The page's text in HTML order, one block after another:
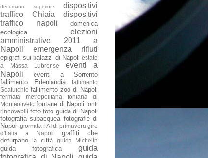
decumano superiore
dispositivi
traffico Chiaia
dispositivi
traffico napoli
domenica
ecologica
elezioni
amministrative 2011 a
Napoli
emergenza rifiuti
epigrafi sui palazzi di Napoli estate
a Massa Lubrense
eventi a
Napoli
eventi a Sorrento
fallimento Edenlandia
fallimento
Scaturchio fallimento zoo di Napoli
fermata metropolitana
fontana di
Monteoliveto fontane di Napoli fonti
rinnovabili foto foto guida di Napoli
fotografia subacquea fotografie di
Napoli giornata FAI di primavera giro
d'Italia a Napoli
graffiti che
deturpano la città
guida Michelin
guida fotografica
guida